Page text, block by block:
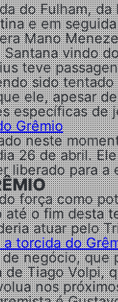
do Fulham, da
e em
Mano
Santana vindo
teve
sido
ele, apesar
específicas de
Grêmio
neste
26 de abril.
liberado para a
força como
o fim desta
atuar pelo
torcida do
negócio, que
de Tiago Volpi,
nos